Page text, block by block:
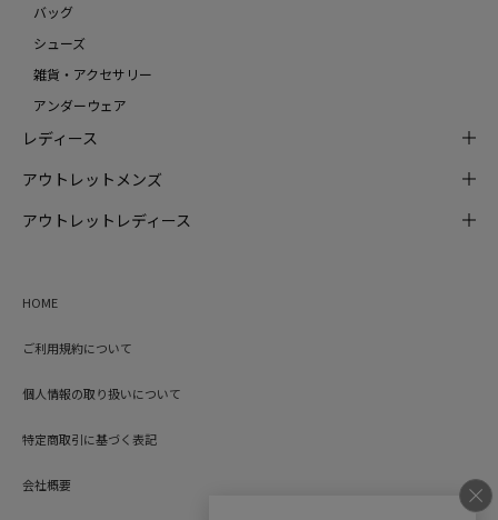
バッグ
シューズ
雑貨・アクセサリー
アンダーウェア
レディース
アウトレットメンズ
アウトレットレディース
HOME
ご利用規約について
個人情報の取り扱いについて
特定商取引に基づく表記
会社概要